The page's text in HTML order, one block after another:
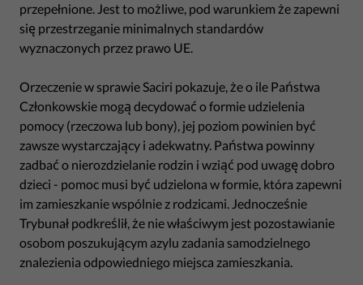
przepełnione. Jest to możliwe, pod warunkiem że zapewni
się przestrzeganie minimalnych standardów
wyznaczonych przez prawo UE.
Orzeczenie w sprawie Saciri pokazuje, że o ile Państwa
Członkowskie mogą decydować o formie udzielenia
pomocy (rzeczowa lub bony), jej poziom powinien być
zawsze wystarczający i adekwatny. Państwa powinny
zadbać o nierozdzielanie rodzin i wziąć pod uwagę dobro
dzieci - pomoc musi być udzielona w formie, która zapewni
im zamieszkanie wspólnie z rodzicami. Jednocześnie
Trybunał podkreślił, że nie właściwym jest pozostawianie
osobom poszukującym azylu zadania samodzielnego
znalezienia odpowiedniego miejsca zamieszkania.